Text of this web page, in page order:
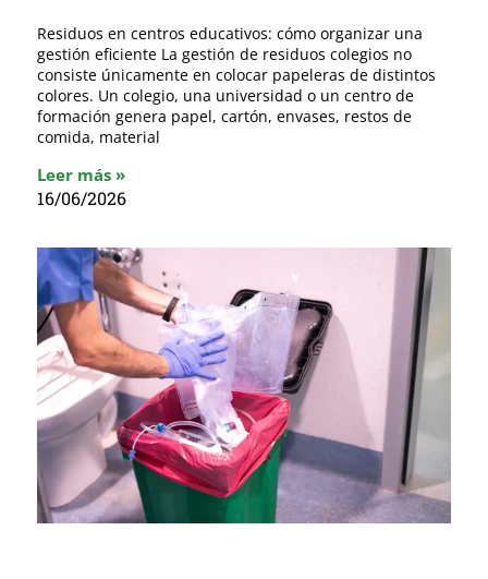
Residuos en centros educativos: cómo organizar una
gestión eficiente La gestión de residuos colegios no
consiste únicamente en colocar papeleras de distintos
colores. Un colegio, una universidad o un centro de
formación genera papel, cartón, envases, restos de
comida, material
Leer más »
16/06/2026